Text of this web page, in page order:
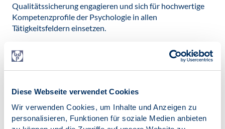
Diese Webseite verwendet Cookies
Wir verwenden Cookies, um Inhalte und Anzeigen zu
personalisieren, Funktionen für soziale Medien anbieten
Qualitätssicherung engagieren und sich für hochwertige
Kompetenzprofile der Psychologie in allen
Tätigkeitsfeldern einsetzen.
bestehen auch Risiken in der Umsetzung für die aktuell
bestehende Vielfalt der psychotherapeutischen Verfahren,
Tiefenpsychologisch fundierte Psychotherapie sowie für
die Systemische Psychotherapie. Im Rahmen der
Umstellung der Ausbildungsstrukturen entsprechend der
Vorgaben im Modell ist zu erwarten, dass personelle